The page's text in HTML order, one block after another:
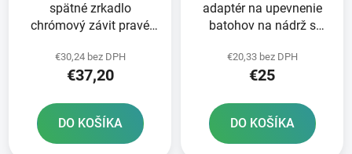
spätné zrkadlo
chrómový závit pravé
€30,24 bez DPH
€37,20
DO KOŠÍKA
adaptér na upevnenie
batohov na nádrž s
systémom OXFORD
caps pre motocykle
€20,33 bez DPH
€25
DO KOŠÍKA